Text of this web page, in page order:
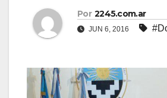
Por 2245.com.ar
JUN 6, 2016